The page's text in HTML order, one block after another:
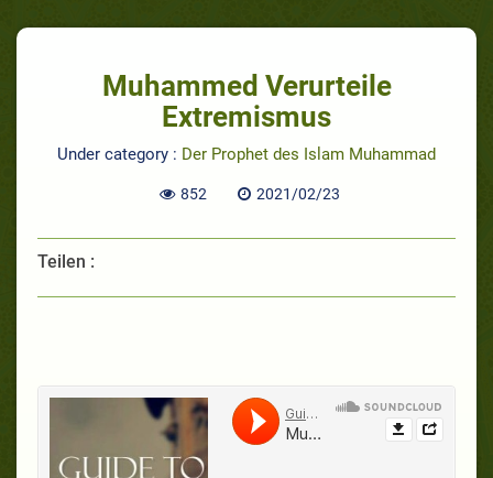
Muhammed Verurteile
Extremismus
Under category : Der Prophet des Islam Muhammad
852 2021/02/23
Teilen :